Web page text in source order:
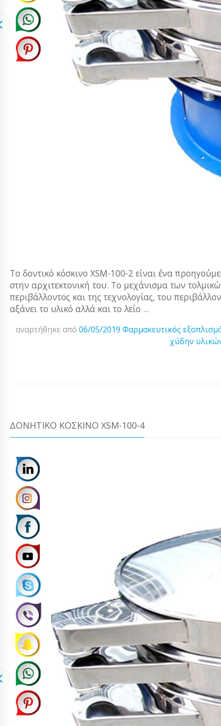
Το δοντικό κόσκινο XSM-100-2 είναι ένα
στην αρχιτεκτονική του. Το μεχάνισμα των
περιβάλλοντος και της τεχνολογίας, του
αξάνει το υλικό αλλά και το λείο ...
αναρτήθηκε από 06/05/2019 Φαρμακευτικός
χύδην
ΔΟΝΗΤΙΚΌ ΚΌΣΚΙΝΟ XSM-100-4